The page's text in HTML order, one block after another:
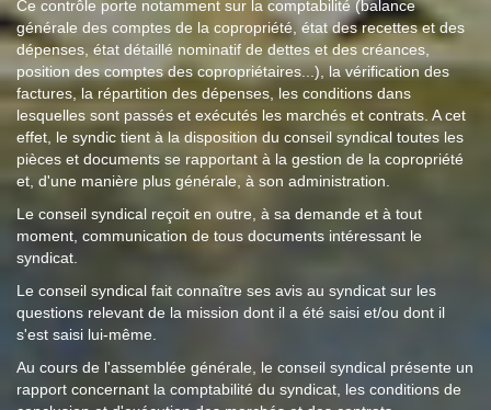
Ce contrôle porte notamment sur la comptabilité (balance
générale des comptes de la copropriété, état des recettes et des
dépenses, état détaillé nominatif de dettes et des créances,
position des comptes des copropriétaires...), la vérification des
factures, la répartition des dépenses, les conditions dans
lesquelles sont passés et exécutés les marchés et contrats. A cet
effet, le syndic tient à la disposition du conseil syndical toutes les
pièces et documents se rapportant à la gestion de la copropriété
et, d'une manière plus générale, à son administration.
Le conseil syndical reçoit en outre, à sa demande et à tout
moment, communication de tous documents intéressant le
syndicat.
Le conseil syndical fait connaître ses avis au syndicat sur les
questions relevant de la mission dont il a été saisi et/ou dont il
s'est saisi lui-même.
Au cours de l'assemblée générale, le conseil syndical présente un
rapport concernant la comptabilité du syndicat, les conditions de